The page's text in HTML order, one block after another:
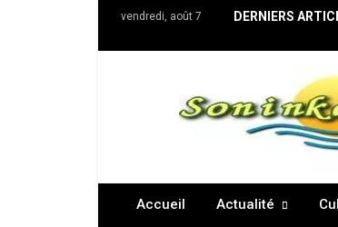
vendredi, août 7 DERNIERS
Accueil Actualité